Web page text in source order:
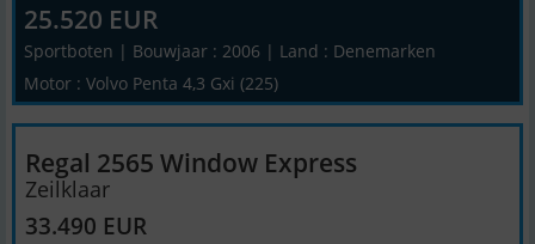
25.520 EUR
Sportboten | Bouwjaar : 2006 | Land : Denemarken
Motor : Volvo Penta 4,3 Gxi (225)
Regal 2565 Window Express
Zeilklaar
33.490 EUR